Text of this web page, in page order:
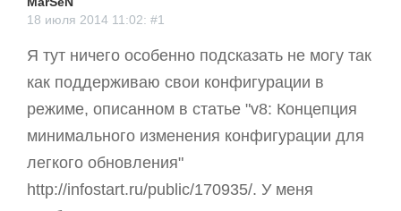
18 июля 2014 11:02: #1
Я тут ничего особенно подсказать не могу так
как поддерживаю свои конфигурации в
режиме, описанном в статье "v8: Концепция
минимального изменения конфигурации для
легкого обновления"
http://infostart.ru/public/170935/. У меня